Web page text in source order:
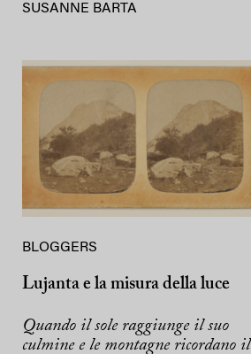
SUSANNE BARTA
BLOGGERS
Lujanta e la misura della luce
Quando il sole raggiunge il suo
culmine e le montagne ricordano il